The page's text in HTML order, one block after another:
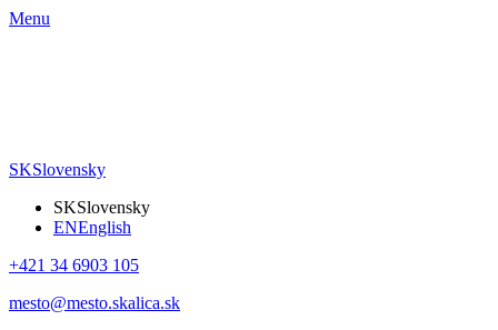
Menu
SKSlovensky
SKSlovensky
ENEnglish
+421 34 6903 105
mesto@mesto.skalica.sk